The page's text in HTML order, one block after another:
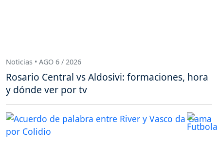
Noticias • AGO 6 / 2026
Rosario Central vs Aldosivi: formaciones, hora
y dónde ver por tv